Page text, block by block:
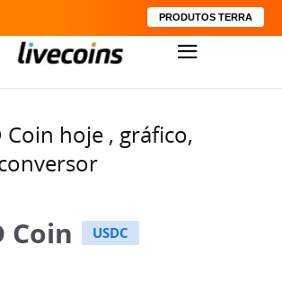
PRODUTOS TERRA
Coin hoje , gráfico,
Coin USDC